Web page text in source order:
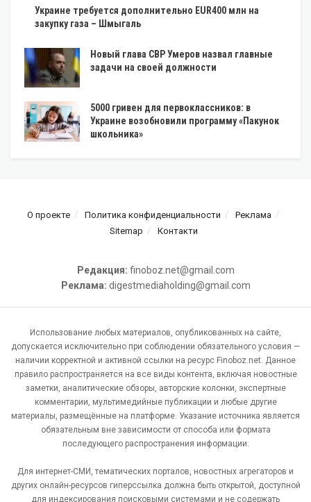
Украине требуется дополнительно EUR400 млн на
закупку газа – Шмыгаль
Новый глава СВР Умеров назвал главные
задачи на своей должности
5000 гривен для первоклассников: в
Украине возобновили программу «Пакунок
школьника»
О проекте Политика конфиденциальности
Реклама
Sitemap
Контакти
Редакция: finoboz.net@gmail.com
Реклама: digestmediaholding@gmail.com
Использование любых материалов, опубликованных на сайте,
допускается исключительно при соблюдении обязательного условия —
наличии корректной и активной ссылки на ресурс Finoboz.net. Данное
правило распространяется на все виды контента, включая новостные
заметки, аналитические обзоры, авторские колонки, экспертные
комментарии, мультимедийные публикации и любые другие
материалы, размещённые на платформе. Указание источника является
обязательным вне зависимости от способа или формата
последующего распространения информации.
Для интернет-СМИ, тематических порталов, новостных агрегаторов и
других онлайн-ресурсов гиперссылка должна быть открытой, доступной
для индексирования поисковыми системами и не содержать